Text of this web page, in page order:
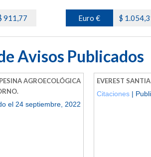
911,77 Euro € $
Avisos Publicados
AGROECOLÓGICA
el 24 septiembre, 2022
EVEREST
Citaciones |